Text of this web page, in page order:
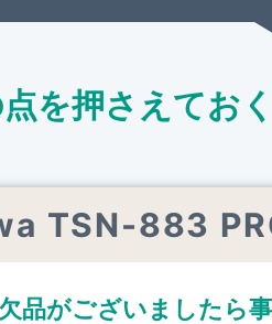
を押さえてお
TSN-883
欠品がございましたら